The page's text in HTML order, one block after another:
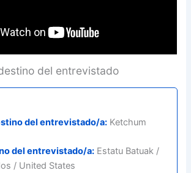
del entrevistado
del entrevistado/a: Ketchum
del entrevistado/a: Estatu Batuak /
/ United States